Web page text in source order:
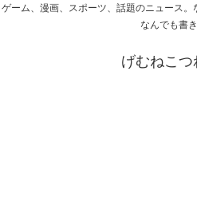
ゲーム、漫画、スポーツ、話題のニュース
なんでも書
げむねこつ